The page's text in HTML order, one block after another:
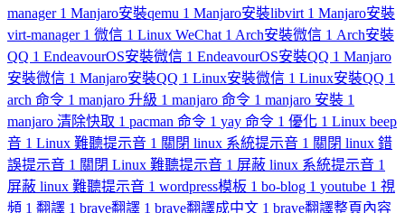
manager 1 Manjaro安裝qemu 1 Manjaro安裝libvirt 1 Manjaro安裝
virt-manager 1 微信 1 Linux WeChat 1 Arch安裝微信 1 Arch安裝
QQ 1 EndeavourOS安裝微信 1 EndeavourOS安裝QQ 1 Manjaro
安裝微信 1 Manjaro安裝QQ 1 Linux安裝微信 1 Linux安裝QQ 1
arch 命令 1 manjaro 升級 1 manjaro 命令 1 manjaro 安裝 1
manjaro 清除快取 1 pacman 命令 1 yay 命令 1 優化 1 Linux beep
音 1 Linux 難聽提示音 1 關閉 linux 系統提示音 1 關閉 linux 錯
誤提示音 1 關閉 Linux 難聽提示音 1 屏蔽 linux 系統提示音 1
屏蔽 linux 難聽提示音 1 wordpress模板 1 bo-blog 1 youtube 1 視
頻 1 翻譯 1 brave翻譯 1 brave翻譯成中文 1 brave翻譯整頁內容